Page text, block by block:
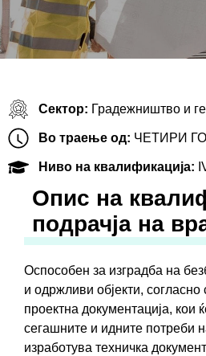
Сектор: Градежништво и
Во траење од: ЧЕТИРИ
Ниво на квалификација:
Oпис на
подрачја на
Оспособен за изградба на
и одржливи објекти, согласно
проектна документација, кои
сегашните и идните потреби
изработува техничка